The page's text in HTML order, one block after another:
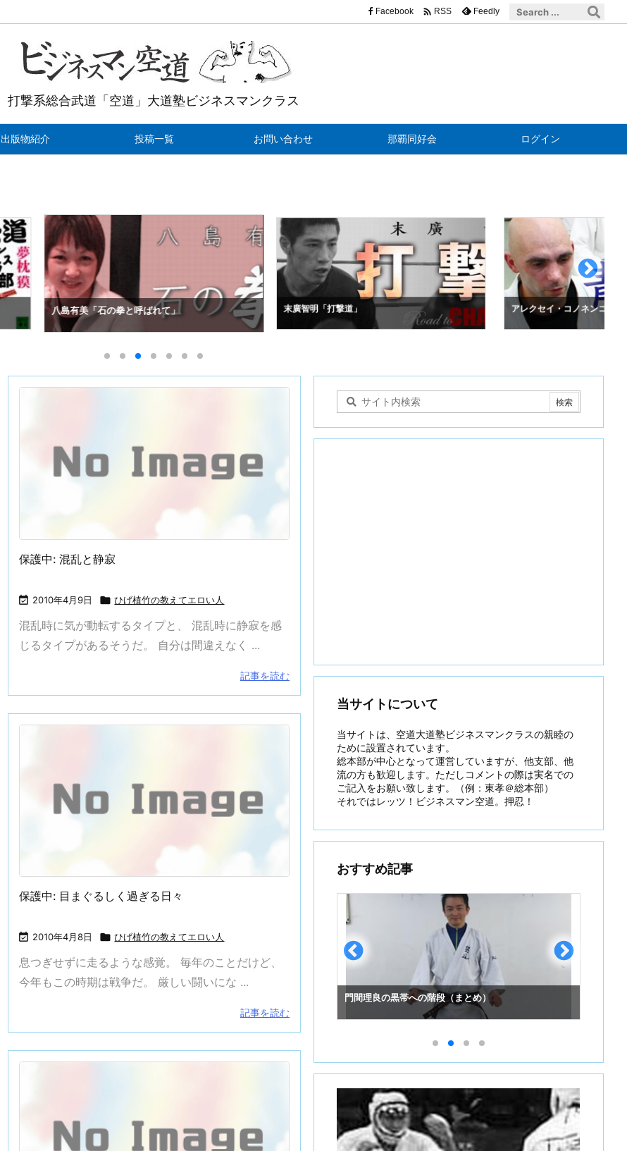
打撃系総合武道「空道」大道塾ビジネスマンクラス
出版物紹介 投稿一覧 お問い合わせ 那覇同好会 ログイン
Facebook  RSS Feedly
八島有美「石の拳と呼ばれて」 末廣智明「打撃道」 アレクセイ・コノネンコ「
保護中: 混乱と静寂
 2010年4月9日  ひげ植竹の教えてエロい人
混乱時に気が動転するタイプと、 混乱時に静寂を感
じるタイプがあるそうだ。 自分は間違えなく ...
記事を読む
保護中: 目まぐるしく過ぎる日々
 2010年4月8日  ひげ植竹の教えてエロい人
息つぎせずに走るような感覚。 毎年のことだけど、
今年もこの時期は戦争だ。 厳しい闘いにな ...
記事を読む
当サイトについて
当サイトは、空道大道塾ビジネスマンクラスの親睦の
ために設置されています。
総本部が中心となって運営していますが、他支部、他
流の方も歓迎します。ただしコメントの際は実名での
ご記入をお願い致します。（例：東孝＠総本部）
それではレッツ！ビジネスマン空道。押忍！
おすすめ記事
門間理良の黒帯への階段（まとめ）